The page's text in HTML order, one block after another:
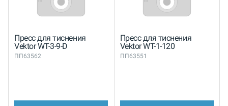
Пресс для тиснения
Vektor WT-3-9-D
ПП63562
Пресс для тиснения
Vektor WT-1-120
ПП63551